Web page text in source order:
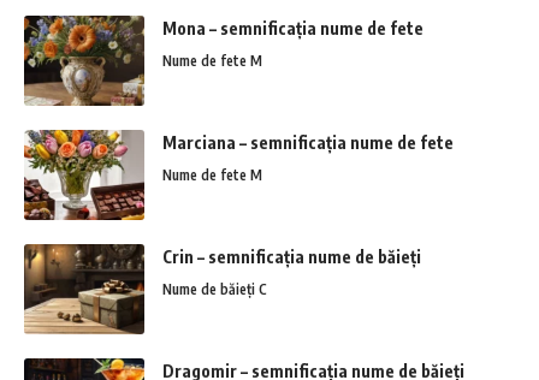
Mona – semnificația nume de fete
Nume de fete M
Marciana – semnificația nume de fete
Nume de fete M
Crin – semnificația nume de băieți
Nume de băieți C
Dragomir – semnificația nume de băieți